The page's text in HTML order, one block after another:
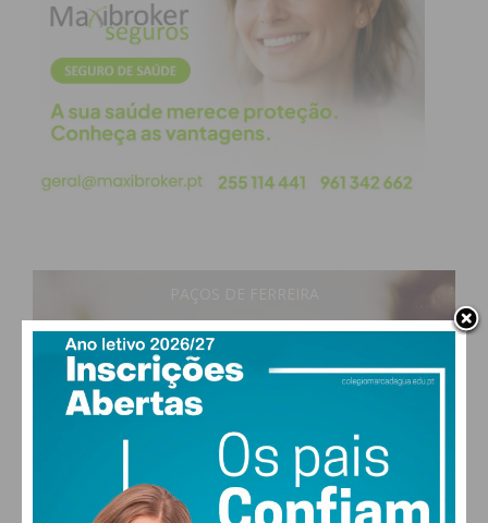
30°
52% humidade
vento: 5m/s O
29 ° 31 31 32